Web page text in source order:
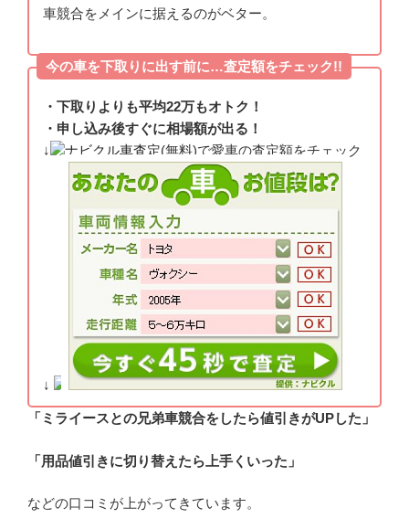
車競合をメインに据えるのがベター。
今の車を下取りに出す前に…査定額をチェック!!
・下取りよりも平均22万もオトク！
・申し込み後すぐに相場額が出る！
↓
ナビクル車査定(無料)で愛車の査定額をチェック
↓
「ミライースとの兄弟車競合をしたら値引きがUPした」
「用品値引きに切り替えたら上手くいった」
などの口コミが上がってきています。